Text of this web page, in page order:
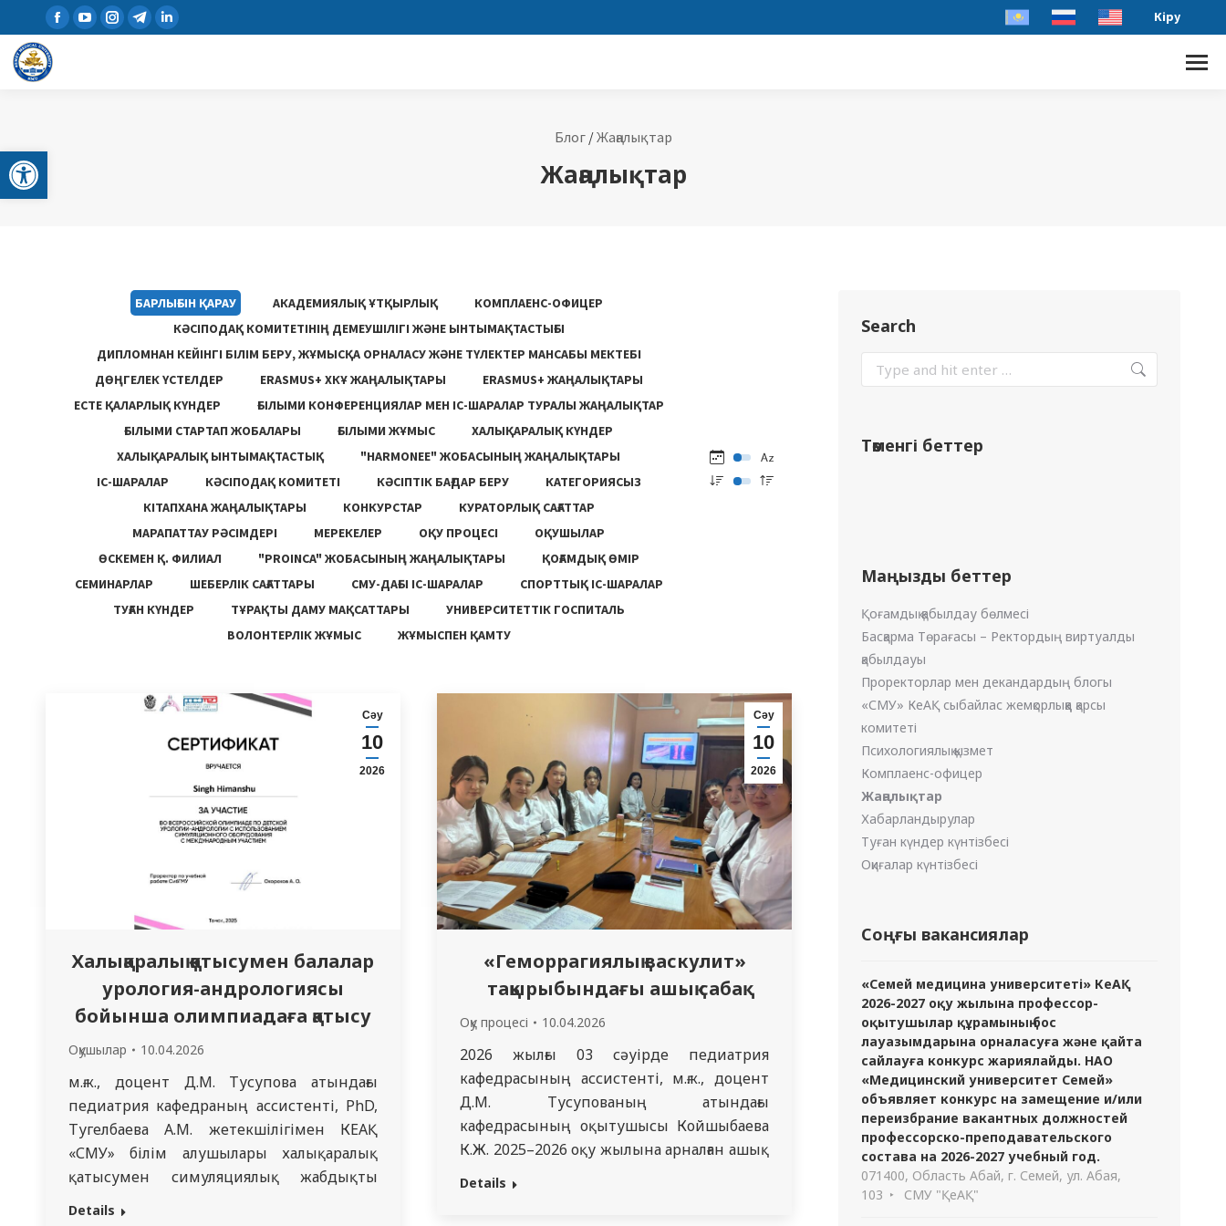
Open toolbar
Кіру
Блог/Жаңалықтар
Жаңалықтар
БАРЛЫҒЫН ҚАРАУ АКАДЕМИЯЛЫҚ ҰТҚЫРЛЫҚ
КОМПЛАЕНС-ОФИЦЕР
КӘСІПОДАҚ КОМИТЕТІНІҢ ДЕМЕУШІЛІГІ ЖӘНЕ ЫНТЫМАҚТАСТЫҒЫ
ДИПЛОМНАН КЕЙІНГІ БІЛІМ БЕРУ, ЖҰМЫСҚА ОРНАЛАСУ ЖƏНЕ ТҮЛЕКТЕР МАНСАБЫ МЕКТЕБІ
ДӨҢГЕЛЕК ҮСТЕЛДЕР
ERASMUS+ ХКҰ ЖАҢАЛЫҚТАРЫ
ERASMUS+ ЖАҢАЛЫҚТАРЫ
ЕСТЕ ҚАЛАРЛЫҚ КҮНДЕР
ҒЫЛЫМИ КОНФЕРЕНЦИЯЛАР МЕН ІС-ШАРАЛАР ТУРАЛЫ ЖАҢАЛЫҚТАР
ҒЫЛЫМИ СТАРТАП ЖОБАЛАРЫ
ҒЫЛЫМИ ЖҰМЫС
ХАЛЫҚАРАЛЫҚ КҮНДЕР
ХАЛЫҚАРАЛЫҚ ЫНТЫМАҚТАСТЫҚ
"HARMONEE" ЖОБАСЫНЫҢ ЖАҢАЛЫҚТАРЫ
ІС-ШАРАЛАР
КӘСІПОДАҚ КОМИТЕТІ КӘСІПТІК БАҒДАР БЕРУ
КАТЕГОРИЯСЫЗ
КІТАПХАНА ЖАҢАЛЫҚТАРЫ
КОНКУРСТАР
КУРАТОРЛЫҚ САҒАТТАР
МАРАПАТТАУ РӘСІМДЕРІ
МЕРЕКЕЛЕР ОҚУ ПРОЦЕСІ
ОҚУШЫЛАР
ӨСКЕМЕН Қ. ФИЛИАЛ
"PROINCA" ЖОБАСЫНЫҢ ЖАҢАЛЫҚТАРЫ
ҚОҒАМДЫҚ ӨМІР
СЕМИНАРЛАР
ШЕБЕРЛІК САҒАТТАРЫ СМУ-ДАҒЫ ІС-ШАРАЛАР
СПОРТТЫҚ ІС-ШАРАЛАР
ТУҒАН КҮНДЕР
ТҰРАҚТЫ ДАМУ МАҚСАТТАРЫ
УНИВЕРСИТЕТТІК ГОСПИТАЛЬ
ВОЛОНТЕРЛІК ЖҰМЫС
ЖҰМЫСПЕН ҚАМТУ
Сәу
10
2026
Халықаралық қатысумен балалар
урология-андрологиясы
бойынша олимпиадаға қатысу
Оқушылар 10.04.2026
м.ғ.к., доцент Д.М. Тусупова атындағы
педиатрия кафедраның ассистенті, PhD,
Тугелбаева А.М. жетекшілігімен КЕАҚ
«СМУ» білім алушылары халықаралық
қатысумен симуляциялық жабдықты
пайдалана отырып, Балалар урология-
Details
Сәу
10
2026
«Геморрагиялық васкулит»
тақырыбындағы ашық сабақ
Оқу процесі 10.04.2026
2026 жылғы 03 сәуірде педиатрия
кафедрасының ассистенті, м.ғ.к., доцент
Д.М. Тусупованың атындағы
кафедрасының оқытушысы Койшыбаева
К.Ж. 2025–2026 оқу жылына арналған ашық
сабақтар жоспары аясында «Медицина»
Details
Search
Төменгі беттер
Маңызды беттер
Қоғамдық қабылдау бөлмесі
Басқарма Төрағасы – Ректордың виртуалды
қабылдауы
Проректорлар мен декандардың блогы
«СМУ» КеАҚ сыбайлас жемқорлыққа қарсы
комитеті
Психологиялық қызмет
Комплаенс-офицер
Жаңалықтар
Хабарландырулар
Туған күндер күнтізбесі
Оқиғалар күнтізбесі
Соңғы вакансиялар
«Семей медицина университеті» КеАҚ
2026-2027 оқу жылына профессор-
оқытушылар құрамының бос
лауазымдарына орналасуға және қайта
сайлауға конкурс жариялайды. НАО
«Медицинский университет Семей»
объявляет конкурс на замещение и/или
переизбрание вакантных должностей
профессорско-преподавательского
состава на 2026-2027 учебный год.
071400, Область Абай, г. Семей, ул. Абая,
103
СМУ "ҚеАҚ"